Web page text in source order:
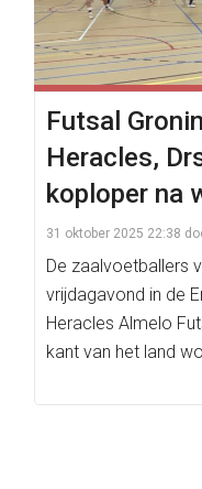
Futsal
Heracles,
koploper na
31 oktober 2025 22:38
De zaalvoetballers
vrijdagavond in de
Heracles Almelo
kant van het land